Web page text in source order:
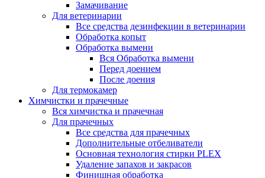
Замачивание
Для ветеринарии
Все средства дезинфекции в ветеринарии
Обработка копыт
Обработка вымени
Вся Обработка вымени
Перед доением
После доения
Для термокамер
Химчистки и прачечные
Вся химчистка и прачечная
Для прачечных
Все средства для прачечных
Дополнительные отбеливатели
Основная технология стирки PLEX
Удаление запахов и закрасов
Финишная обработка